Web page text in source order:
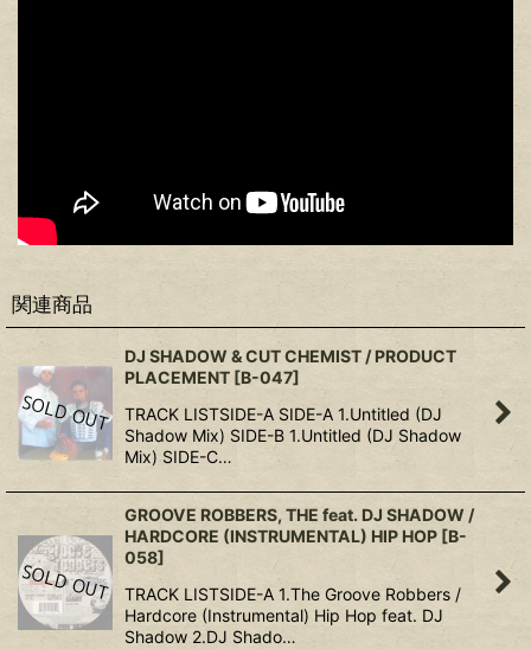
関連商品
DJ SHADOW & CUT CHEMIST / PRODUCT
PLACEMENT [B-047]
TRACK LISTSIDE-A SIDE-A 1.Untitled (DJ
Shadow Mix) SIDE-B 1.Untitled (DJ Shadow
Mix) SIDE-C…
GROOVE ROBBERS, THE feat. DJ SHADOW /
HARDCORE (INSTRUMENTAL) HIP HOP [B-
058]
TRACK LISTSIDE-A 1.The Groove Robbers /
Hardcore (Instrumental) Hip Hop feat. DJ
Shadow 2.DJ Shado…